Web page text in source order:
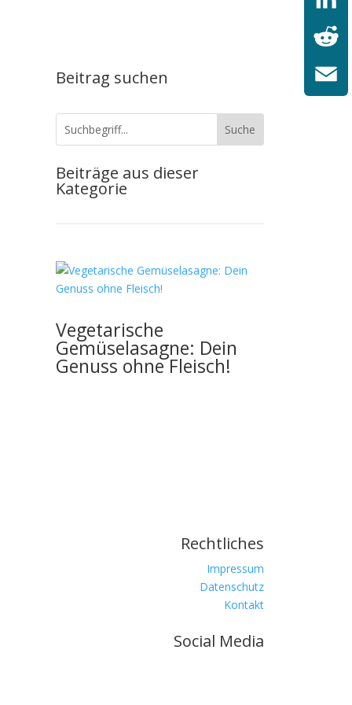
Beitrag suchen
Beiträge aus dieser
Kategorie
Vegetarische
Gemüselasagne: Dein
Genuss ohne Fleisch!
Rechtliches
Impressum
Datenschutz
Kontakt
Social Media
LinkedIn
Reddit